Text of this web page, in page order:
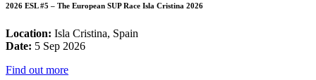
2026 ESL #5 – The European SUP Race Isla Cristina 2026
Location: Isla Cristina, Spain
Date: 5 Sep 2026
Find out more